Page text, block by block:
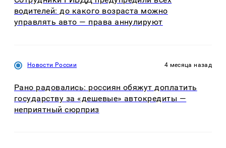
водителей: до какого возраста можно
управлять авто — права аннулируют
Новости России 4 месяца назад
Рано радовались: россиян обяжут доплатить
государству за «дешевые» автокредиты —
неприятный сюрприз